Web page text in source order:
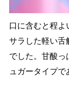
口に含むと程
サラした軽い舌
でした。甘酸っ
ュガータイプで